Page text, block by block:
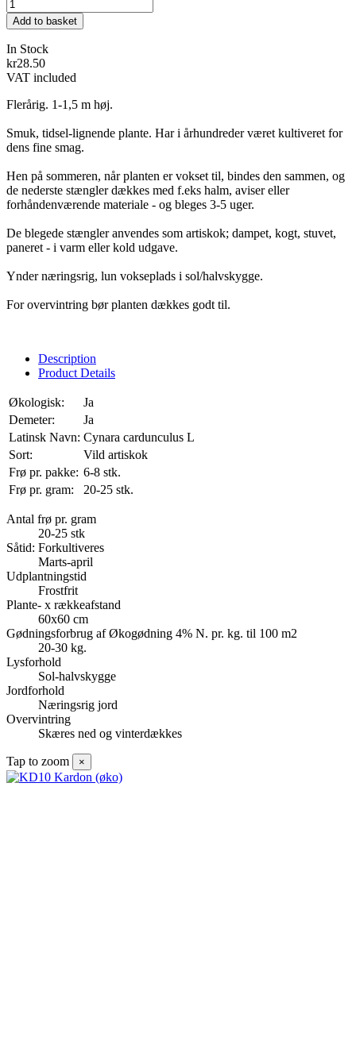
Add to basket
In Stock
kr28.50
VAT included
Flerårig. 1-1,5 m høj.
Smuk, tidsel-lignende plante. Har i århundreder været kultiveret for
dens fine smag.
Hen på sommeren, når planten er vokset til, bindes den sammen, og
de nederste stængler dækkes med f.eks halm, aviser eller
forhåndenværende materiale - og bleges 3-5 uger.
De blegede stængler anvendes som artiskok; dampet, kogt, stuvet,
paneret - i varm eller kold udgave.
Ynder næringsrig, lun vokseplads i sol/halvskygge.
For overvintring bør planten dækkes godt til.
Description
Product Details
Økologisk:
Ja
Demeter:
Ja
Latinsk Navn: Cynara cardunculus L
Sort:
Vild artiskok
Frø pr. pakke: 6-8 stk.
Frø pr. gram:
20-25 stk.
Antal frø pr. gram
20-25 stk
Såtid: Forkultiveres
Marts-april
Udplantningstid
Frostfrit
Plante- x rækkeafstand
60x60 cm
Gødningsforbrug af Økogødning 4% N. pr. kg. til 100 m2
20-30 kg.
Lysforhold
Sol-halvskygge
Jordforhold
Næringsrig jord
Overvintring
Skæres ned og vinterdækkes
Tap to zoom ×